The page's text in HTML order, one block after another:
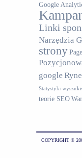
Google
Linki
Narzędzia
strony
google
Statystyki
teorie SEO
COPYRIGHT ©